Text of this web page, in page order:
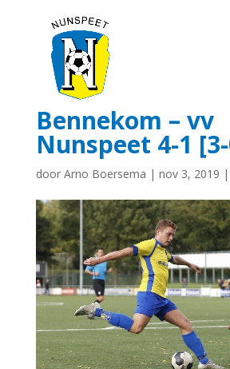
Bennekom – vv
Nunspeet 4-1
door Arno Boersema | nov 3, 2019 |